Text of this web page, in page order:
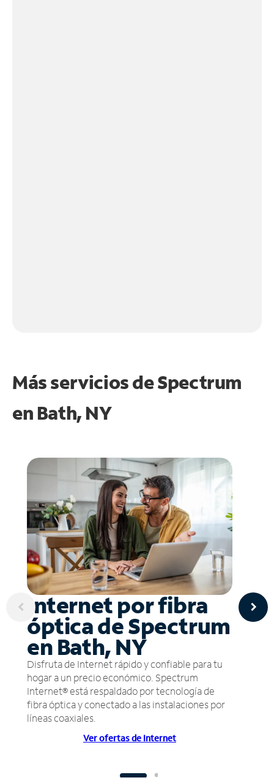
Más servicios de Spectrum
en Bath, NY
Internet por fibra
óptica de Spectrum
en Bath, NY
Disfruta de Internet rápido y confiable para tu
hogar a un precio económico. Spectrum
Internet® está respaldado por tecnología de
fibra óptica y conectado a las instalaciones por
líneas coaxiales.
Ver ofertas de Internet